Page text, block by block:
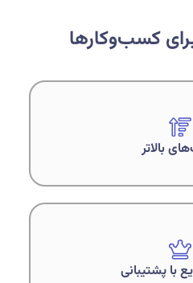
کسب‌و‌کارها
بالاتر
با پشتیبانی